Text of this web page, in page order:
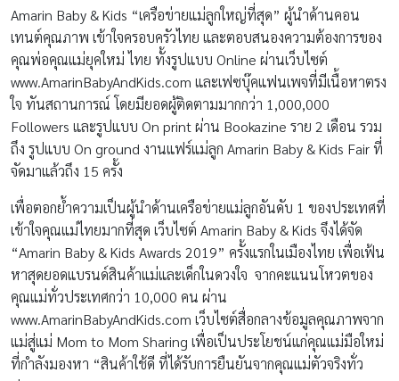
Amarin Baby & Kids “เครือข่ายแม่ลูกใหญ่ที่สุด” ผู้นำด้านคอน
เทนต์คุณภาพ เข้าใจครอบครัวไทย และตอบสนองความต้องการของ
คุณพ่อคุณแม่ยุคใหม่ ไทย ทั้งรูปแบบ Online ผ่านเว็บไซต์
www.AmarinBabyAndKids.com และเฟซบุ๊คแฟนเพจที่มีเนื้อหาตรง
ใจ ทันสถานการณ์ โดยมียอดผู้ติดตามมากกว่า 1,000,000
Followers และรูปแบบ On print ผ่าน Bookazine ราย 2 เดือน รวม
ถึง รูปแบบ On ground งานแฟร์แม่ลูก Amarin Baby & Kids Fair ที่
จัดมาแล้วถึง 15 ครั้ง
เพื่อตอกย้ำความเป็นผู้นำด้านเครือข่ายแม่ลูกอันดับ 1 ของประเทศที่
เข้าใจคุณแม่ไทยมากที่สุด เว็บไซต์ Amarin Baby & Kids จึงได้จัด
“Amarin Baby & Kids Awards 2019” ครั้งแรกในเมืองไทย เพื่อเฟ้น
หาสุดยอดแบรนด์สินค้าแม่และเด็กในดวงใจ จากคะแนนโหวตของ
คุณแม่ทั่วประเทศกว่า 10,000 คน ผ่าน
www.AmarinBabyAndKids.com เว็บไซต์สื่อกลางข้อมูลคุณภาพจาก
แม่สู่แม่ Mom to Mom Sharing เพื่อเป็นประโยชน์แก่คุณแม่มือใหม่
ที่กำลังมองหา “สินค้าใช้ดี ที่ได้รับการยืนยันจากคุณแม่ตัวจริงทั่ว